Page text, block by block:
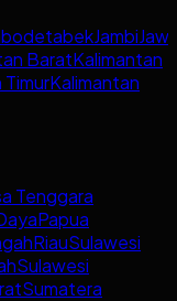
Jambi
BaratKalimantan
TimurKalimantan
Tenggara
Papua
RiauSulawesi
Sulawesi
Sumatera